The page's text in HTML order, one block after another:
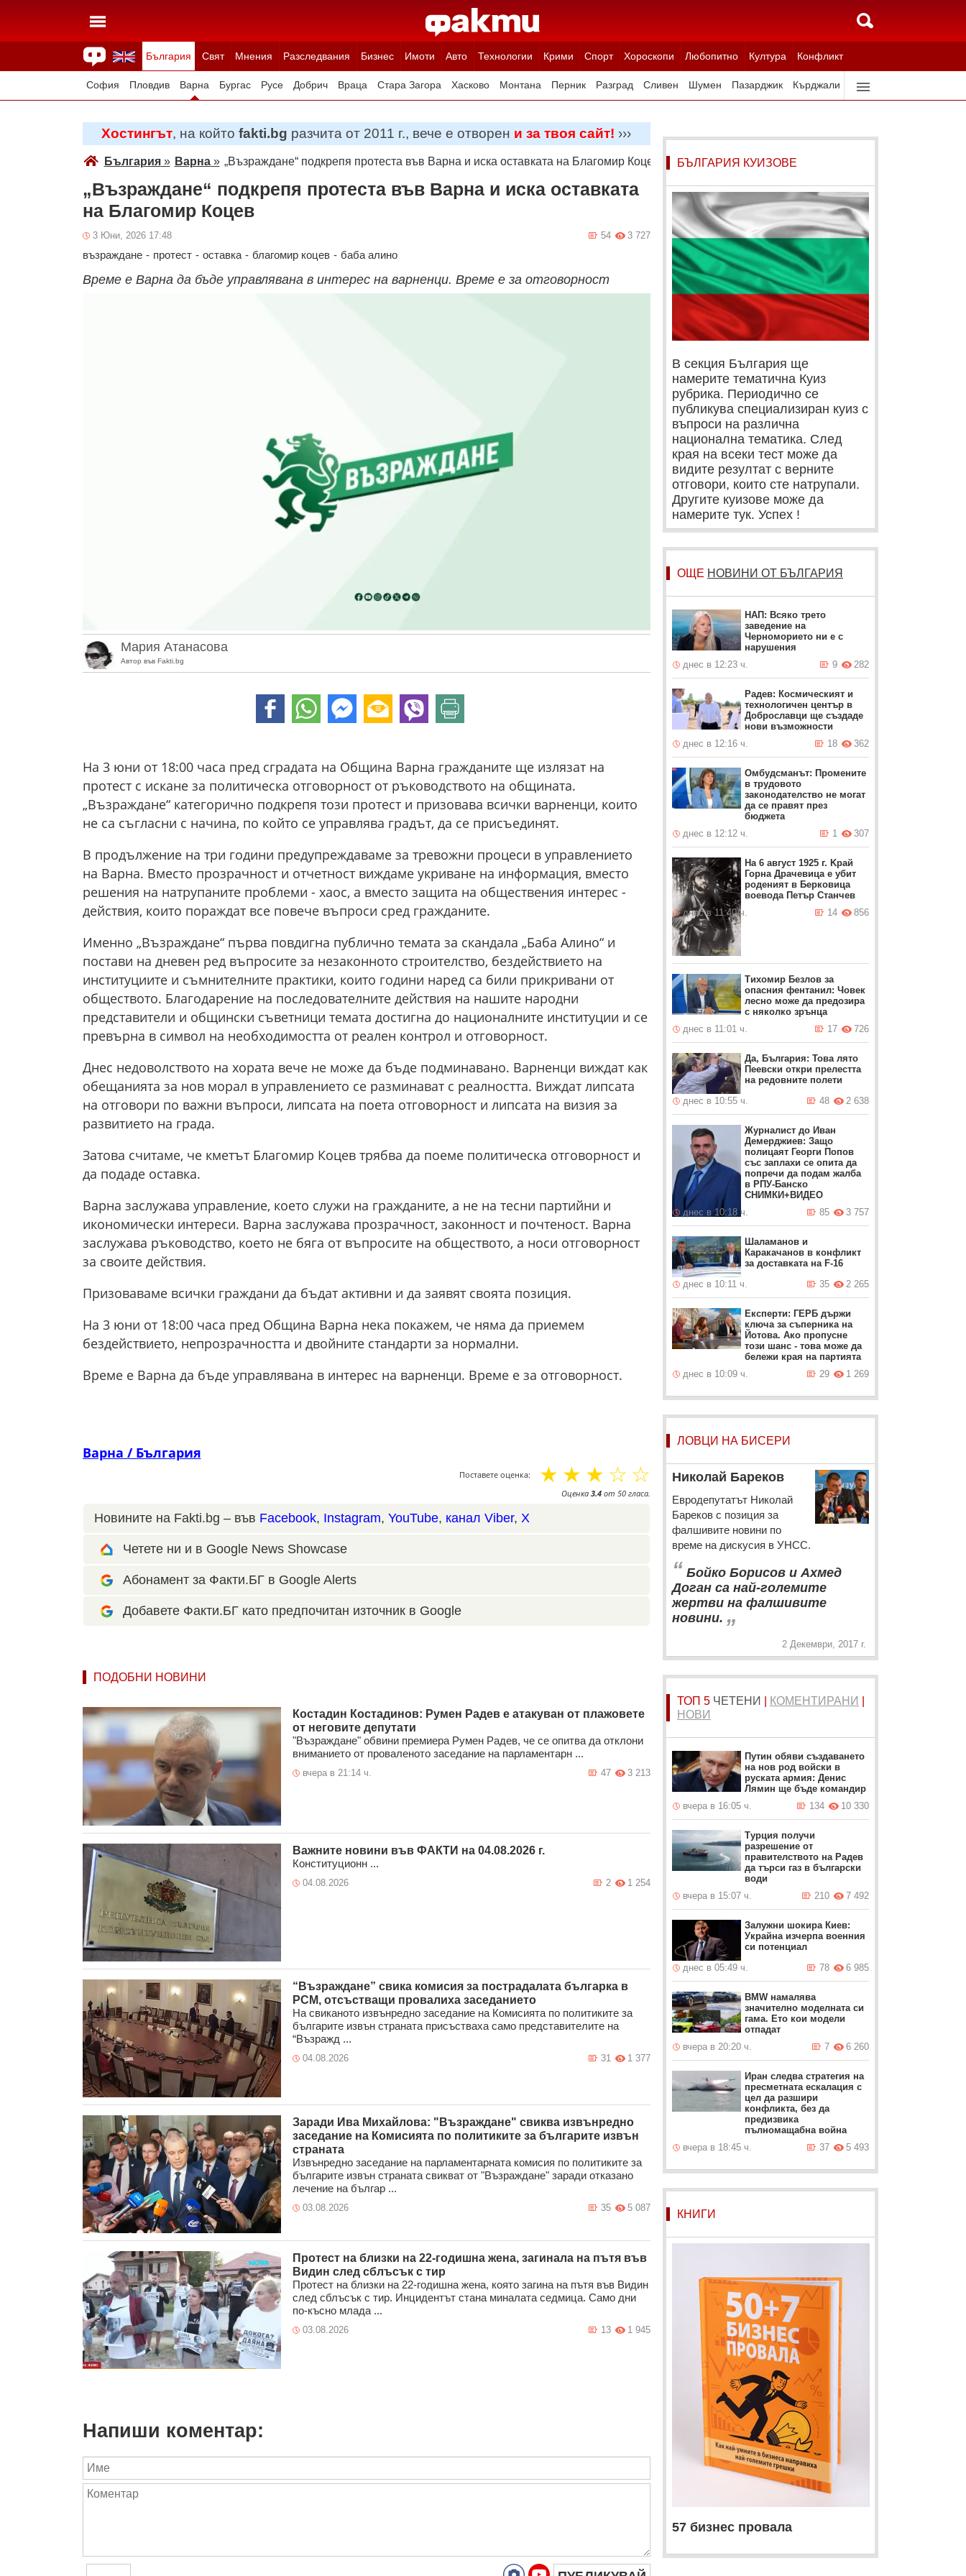
България Свят Мнения Разследвания Бизнес Имоти Авто Технологии Крими Спорт Хороскопи Любопитно Култура Конфликт
Здраве Времето Анкети Вицове Куизове
София Пловдив Варна Бургас Русе Добрич Враца Стара Загора Хасково Монтана Перник Разград Сливен Шумен Пазарджик Кърджали
Хостингът, на който fakti.bg разчита от 2011 г., вече е отворен и за твоя сайт! ›››
България» Варна» „Възраждане“ подкрепя протеста във Варна и иска оставката на Благомир Коцев
„Възраждане“ подкрепя протеста във Варна и иска оставката
на Благомир Коцев
3 Юни, 2026 17:48 3 727
54
възраждане - протест - оставка - благомир коцев - баба алино
Време е Варна да бъде управлявана в интерес на варненци. Време е за отговорност
Мария Атанасова
Автор във Fakti.bg
На 3 юни от 18:00 часа пред сградата на Община Варна гражданите ще излязат на
протест с искане за политическа отговорност от ръководството на общината.
„Възраждане“ категорично подкрепя този протест и призовава всички варненци, които
не са съгласни с начина, по който се управлява градът, да се присъединят.
В продължение на три години предупреждаваме за тревожни процеси в управлението
на Варна. Вместо прозрачност и отчетност виждаме укриване на информация, вместо
решения на натрупаните проблеми - хаос, а вместо защита на обществения интерес -
действия, които пораждат все повече въпроси сред гражданите.
Именно „Възраждане“ първа повдигна публично темата за скандала „Баба Алино“ и
постави на дневен ред въпросите за незаконното строителство, бездействието на
институциите и съмнителните практики, които години наред са били прикривани от
обществото. Благодарение на последователните действия на нашите народни
представители и общински съветници темата достигна до националните институции и се
превърна в символ на необходимостта от реален контрол и отговорност.
Днес недоволството на хората вече не може да бъде подминавано. Варненци виждат как
обещанията за нов морал в управлението се разминават с реалността. Виждат липсата
на отговори по важни въпроси, липсата на поета отговорност и липсата на визия за
развитието на града.
Затова считаме, че кметът Благомир Коцев трябва да поеме политическа отговорност и
да подаде оставка.
Варна заслужава управление, което служи на гражданите, а не на тесни партийни и
икономически интереси. Варна заслужава прозрачност, законност и почтеност. Варна
заслужава ръководство, което не бяга от въпросите на обществото, а носи отговорност
за своите действия.
Призоваваме всички граждани да бъдат активни и да заявят своята позиция.
На 3 юни от 18:00 часа пред Община Варна нека покажем, че няма да приемем
бездействието, непрозрачността и двойните стандарти за нормални.
Време е Варна да бъде управлявана в интерес на варненци. Време е за отговорност.
Варна / България
Поставете оценка: ☆
☆
☆
☆
☆
Оценка 3.4от 50гласа.
Новините на Fakti.bg – във Facebook, Instagram, YouTube, канал Viber, X
Четете ни и в Google News Showcase
Абонамент за Факти.БГ в Google Alerts
Добавете Факти.БГ като предпочитан източник в Google
ПОДОБНИ НОВИНИ
Костадин Костадинов: Румен Радев е атакуван от плажoвете
от неговите депутати
"Възраждане" обвини премиера Румен Радев, че се опитва да отклони
вниманието от проваленото заседание на парламентарн ...
вчера в 21:14 ч. 3 213
47
Важните новини във ФАКТИ на 04.08.2026 г.
Конституционн ...
04.08.2026 1 254
2
“Възраждане” свика комисия за пострадалата българка в
РСМ, отсъстващи провалиха заседанието
На свиканото извънредно заседание на Комисията по политиките за
българите извън страната присъстваха само представителите на
“Възражд ...
04.08.2026 1 377
31
Заради Ива Михайлова: "Възраждане" свиква извънредно
заседание на Комисията по политиките за българите извън
страната
Извънредно заседание на парламентарната комисия по политиките за
българите извън страната свикват от "Възраждане" заради отказано
лечение на българ ...
03.08.2026 5 087
35
Протест на близки на 22-годишна жена, загинала на пътя във
Видин след сблъсък с тир
Протест на близки на 22-годишна жена, която загина на пътя във Видин
след сблъсък с тир. Инцидентът стана миналата седмица. Само дни
по-късно млада ...
03.08.2026 1 945
13
Напиши коментар:
БЪЛГАРИЯ КУИЗОВЕ
В секция България ще
намерите тематична Куиз
рубрика. Периодично се
публикува специализиран куиз с
въпроси на различна
национална тематика. След
края на всеки тест може да
видите резултат с верните
отговори, които сте натрупали.
Другите куизове може да
намерите тук. Успех !
ОЩЕ НОВИНИ ОТ БЪЛГАРИЯ
НАП: Всяко трето
заведение на
Черноморието ни е с
нарушения
днес в 12:23 ч.
282
9
Радев: Космическият и
технологичен център в
Доброславци ще създаде
нови възможности
днес в 12:16 ч.
362
18
Омбудсманът: Промените
в трудовото
законодателство не могат
да се правят през
бюджета
днес в 12:12 ч.
307
1
На 6 август 1925 г. Kрай
Горна Драчевица е убит
роденият в Берковица
воевода Петър Станчев
днес в 11:40 ч.
856
14
Тихомир Безлов за
опасния фентанил: Човек
лесно може да предозира
с няколко зрънца
днес в 11:01 ч.
726
17
Да, България: Това лято
Пеевски откри прелестта
на редовните полети
днес в 10:55 ч.
2 638
48
Журналист до Иван
Демерджиев: Защо
полицаят Георги Попов
със заплахи се опита да
попречи да подам жалба
в РПУ-Банско
СНИМКИ+ВИДЕО
днес в 10:18 ч.
3 757
85
Шаламанов и
Каракачанов в конфликт
за доставката на F-16
днес в 10:11 ч.
2 265
35
Експерти: ГЕРБ държи
ключа за съперника на
Йотова. Ако пропусне
този шанс - това може да
бележи края на партията
днес в 10:09 ч.
1 269
29
ЛОВЦИ НА БИСЕРИ
Николай Бареков
Евродепутатът Николай
Бареков с позиция за
фалшивите новини по
време на дискусия в УНСС.
“ Бойко Борисов и Ахмед
Доган са най-големите
жертви на фалшивите
новини. „
2 Декември, 2017 г.
ТОП 5 ЧЕТЕНИ КОМЕНТИРАНИ
НОВИ
Путин обяви създаването
на нов род войски в
руската армия: Денис
Лямин ще бъде командир
вчера в 16:05 ч.
10 330
134
Турция получи
разрешение от
правителството на Радев
да търси газ в български
води
вчера в 15:07 ч.
7 492
210
Залужни шокира Киев:
Украйна изчерпа военния
си потенциал
днес в 05:49 ч.
6 985
78
BMW намалява
значително моделната си
гама. Ето кои модели
отпадат
вчера в 20:20 ч.
6 260
7
Иран следва стратегия на
пресметната ескалация с
цел да разшири
конфликта, без да
предизвика
пълномащабна война
вчера в 18:45 ч.
5 493
37
КНИГИ
57 бизнес провала